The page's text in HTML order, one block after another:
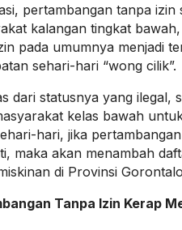
pertambangan tanpa izin
kalangan tingkat
pada umumnya menjadi
sehari-hari “wong cilik”.
dari statusnya yang ilegal,
kelas bawah
hari, jika
maka akan menambah
di Provinsi
Tanpa Izin Kerap